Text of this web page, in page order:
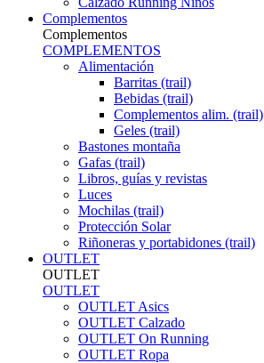
Complementos
Complementos
COMPLEMENTOS
Alimentación
Barritas (trail)
Bebidas (trail)
Complementos alim. (trail)
Geles (trail)
Bastones montaña
Gafas (trail)
Libros, guías y revistas
Luces
Mochilas (trail)
Protección Solar
Riñoneras y portabidones (trail)
OUTLET
OUTLET
OUTLET
OUTLET Asics
OUTLET Calzado
OUTLET On Running
OUTLET Ropa